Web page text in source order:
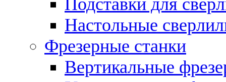
Настольные
Фрезерные станки
Вертикальные